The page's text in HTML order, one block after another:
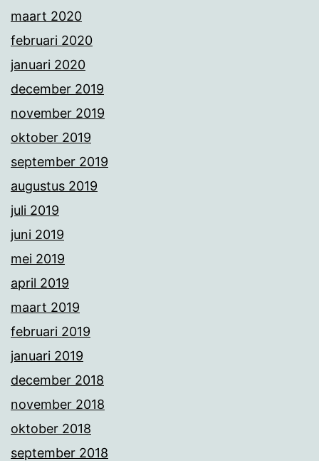
maart 2020
februari 2020
januari 2020
december 2019
november 2019
oktober 2019
september 2019
augustus 2019
juli 2019
juni 2019
mei 2019
april 2019
maart 2019
februari 2019
januari 2019
december 2018
november 2018
oktober 2018
september 2018